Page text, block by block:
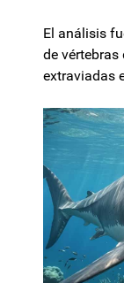
El análisis
de vértebras
extraviadas